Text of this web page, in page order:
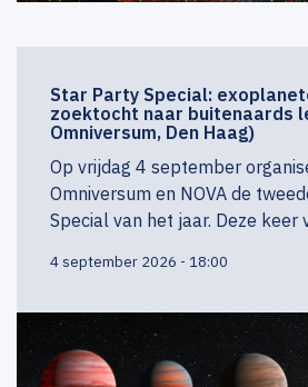
Star Party Special:
zoektocht naar buitenaards
Omniversum, Den Haag)
Op vrijdag 4 september
Omniversum en NOVA de
Special van het jaar. Deze
4 september 2026 - 18:00